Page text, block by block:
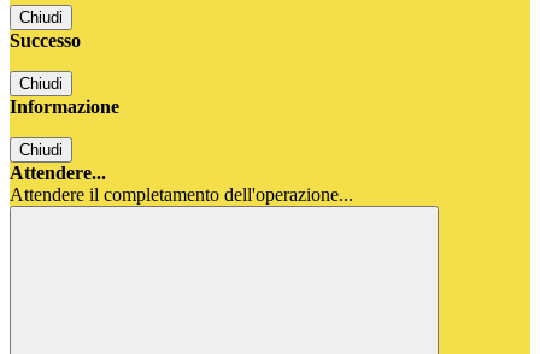
Chiudi
Successo
Chiudi
Informazione
Chiudi
Attendere...
Attendere il completamento dell'operazione...